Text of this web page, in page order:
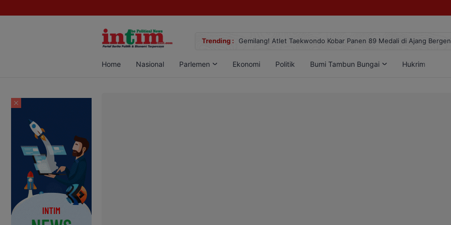
Trending :
Sabu di Pangkalan Bun, Dua Pelaku Diamankan Gemilang! Atlet Taekwondo Kobar Panen 89 Medali di Ajang
Home Nasional Parlemen Ekonomi Politik Bumi Tambun Bungai Hukrim